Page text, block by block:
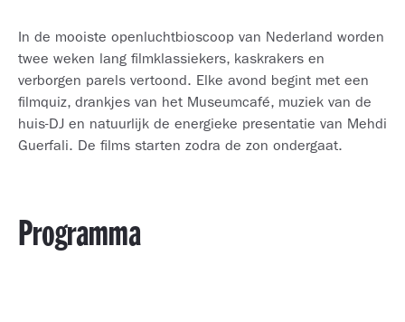
In de mooiste openluchtbioscoop van Nederland worden
twee weken lang filmklassiekers, kaskrakers en
verborgen parels vertoond. Elke avond begint met een
filmquiz, drankjes van het Museumcafé, muziek van de
huis-DJ en natuurlijk de energieke presentatie van Mehdi
Guerfali. De films starten zodra de zon ondergaat.
Programma